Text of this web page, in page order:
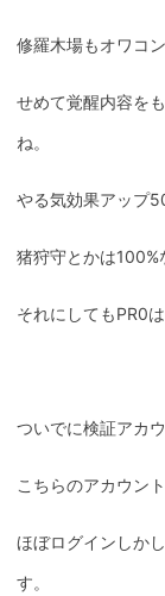
修羅木場もオワコ
せめて覚醒内容を
ね。
やる気効果アップ
猪狩守とかは100%
それにしてもPR0
ついでに検証アカ
こちらのアカウン
ほぼログインしか
す。